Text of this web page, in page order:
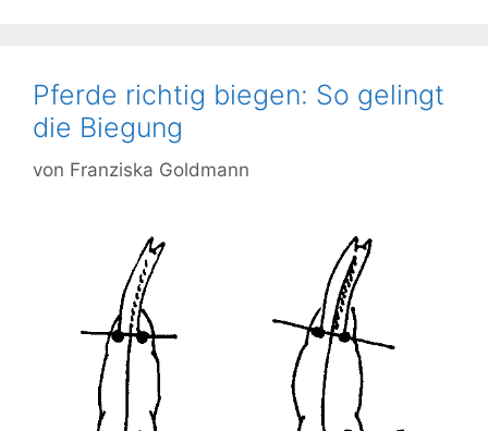
Pferde richtig biegen: So gelingt
die Biegung
von Franziska Goldmann